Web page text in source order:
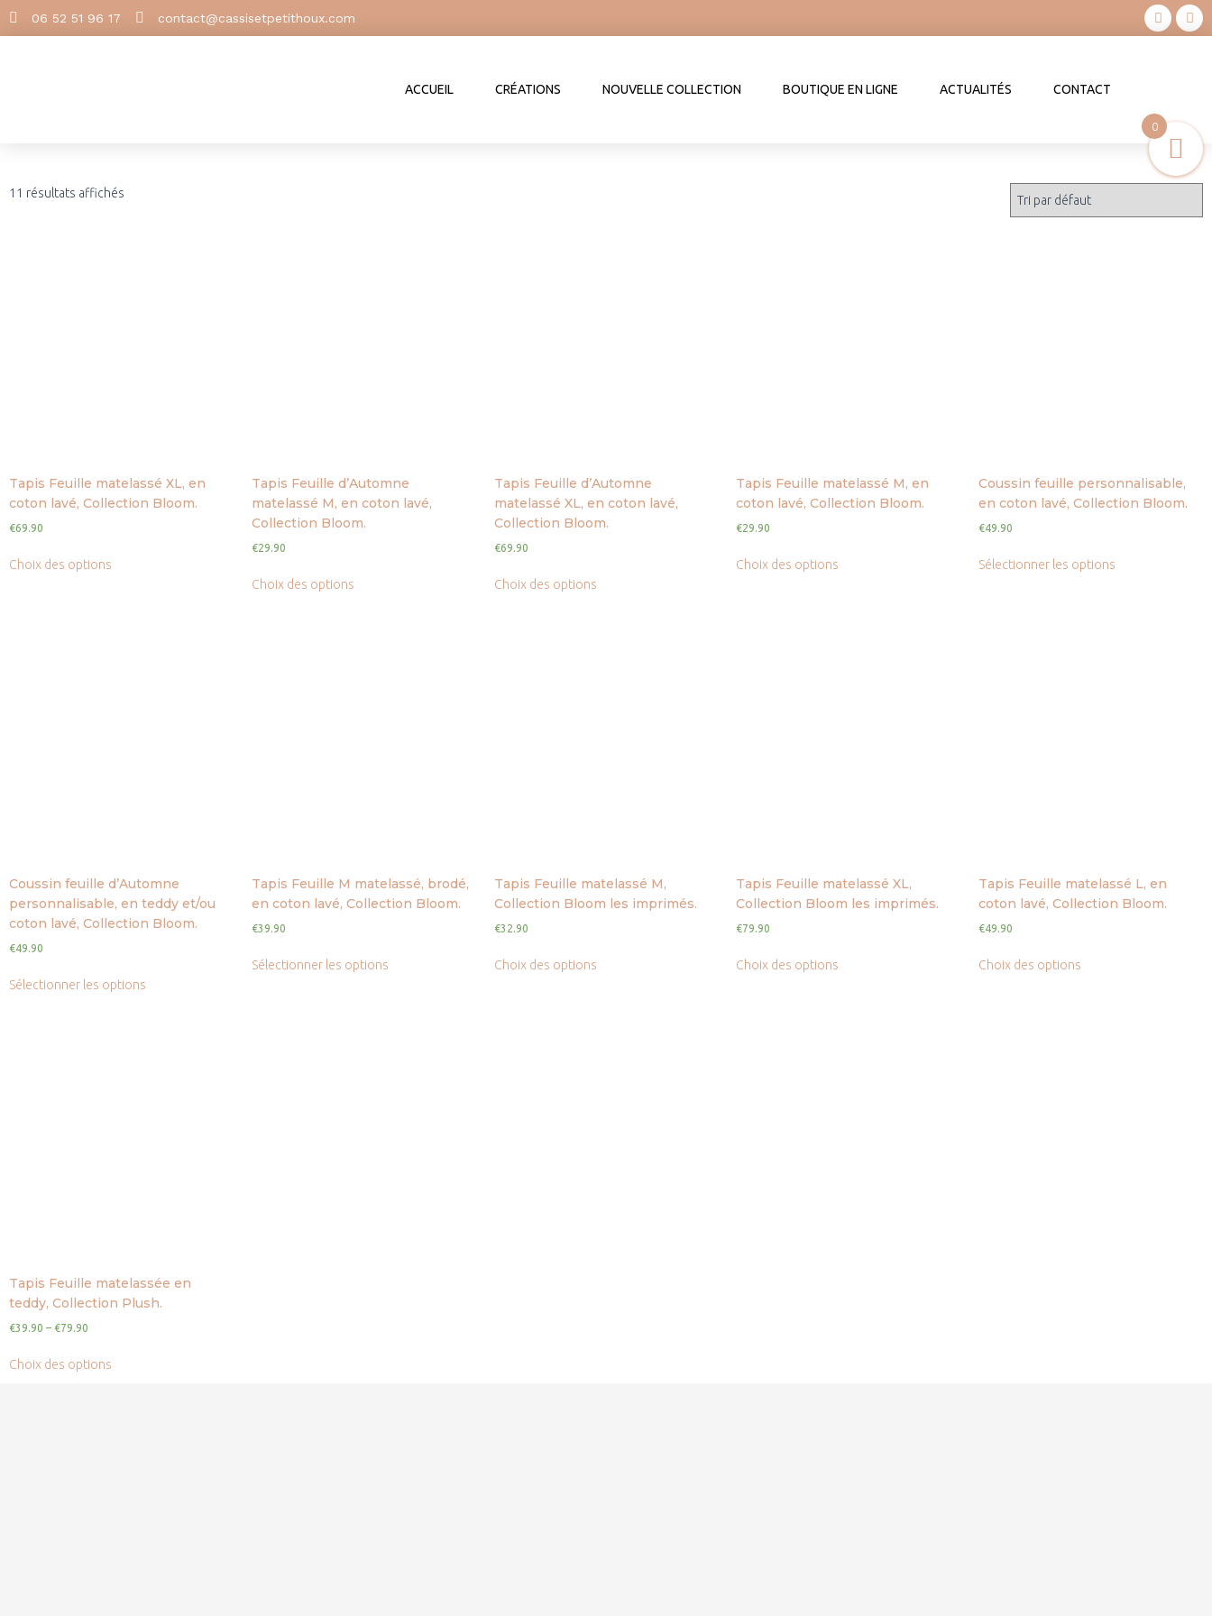
06 52 51 96 17 contact@cassisetpetithoux.com
ACCUEIL CRÉATIONS NOUVELLE COLLECTION BOUTIQUE EN LIGNE ACTUALITÉS CONTACT
11 résultats affichés
Tapis Feuille matelassé XL, en
coton lavé, Collection Bloom.
€69.90
Choix des options
Tapis Feuille d’Automne
matelassé M, en coton lavé,
Collection Bloom.
€29.90
Choix des options
Tapis Feuille d’Automne
matelassé XL, en coton lavé,
Collection Bloom.
€69.90
Choix des options
Tapis Feuille matelassé M, en
coton lavé, Collection Bloom.
€29.90
Choix des options
Coussin feuille personnalisable,
en coton lavé, Collection Bloom.
€49.90
Sélectionner les options
Coussin feuille d’Automne
personnalisable, en teddy et/ou
coton lavé, Collection Bloom.
€49.90
Sélectionner les options
Tapis Feuille M matelassé, brodé,
en coton lavé, Collection Bloom.
€39.90
Sélectionner les options
Tapis Feuille matelassé M,
Collection Bloom les imprimés.
€32.90
Choix des options
Tapis Feuille matelassé XL,
Collection Bloom les imprimés.
€79.90
Choix des options
Tapis Feuille matelassé L, en
coton lavé, Collection Bloom.
€49.90
Choix des options
Tapis Feuille matelassée en
teddy, Collection Plush.
€39.90 – €79.90
Choix des options
0